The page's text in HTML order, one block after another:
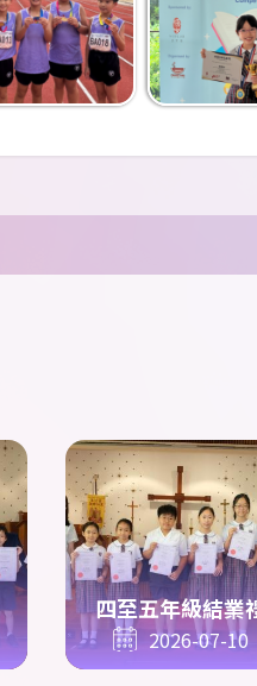
陳芷瑤
王嘉歆
陳果
4B
葉
5C許
6B黃
6B戴
6B黃
賢6C
霖
符恩傑
尹俊熹
劉嘉浚
高星宇
朱霆軒
2C劉靖
葉敏匡
周皓朗
郭子熙
尹楊新
秦賢皓
楊凱瑞
李沛諾
四至五年級結業
2026-07-10